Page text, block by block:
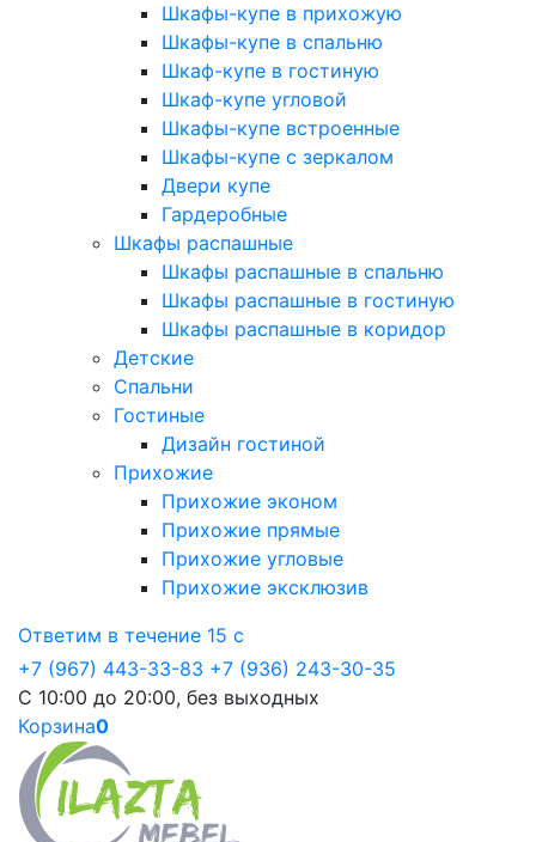
Шкафы-купе в прихожую
Шкафы-купе в спальню
Шкаф-купе в гостиную
Шкаф-купе угловой
Шкафы-купе встроенные
Шкафы-купе с зеркалом
Двери купе
Гардеробные
Шкафы распашные
Шкафы распашные в спальню
Шкафы распашные в гостиную
Шкафы распашные в коридор
Детские
Спальни
Гостиные
Дизайн гостиной
Прихожие
Прихожие эконом
Прихожие прямые
Прихожие угловые
Прихожие эксклюзив
Ответим в течение 15 с
+7 (967) 443-33-83 +7 (936) 243-30-35
С 10:00 до 20:00, без выходных
Корзина0